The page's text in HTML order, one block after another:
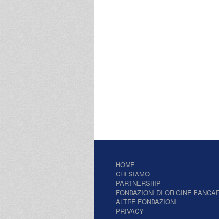
HOME
CHI SIAMO
PARTNERSHIP
FONDAZIONI DI ORIGINE
ALTRE FONDAZIONI
PRIVACY